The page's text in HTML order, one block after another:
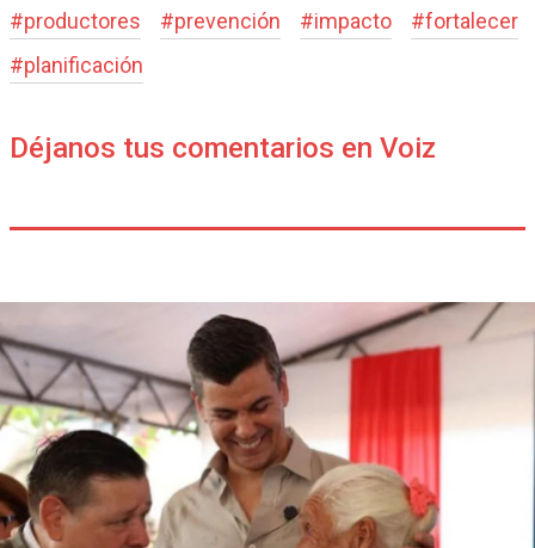
#productores #prevención #impacto #fortalecer
#planificación
Déjanos tus comentarios en Voiz